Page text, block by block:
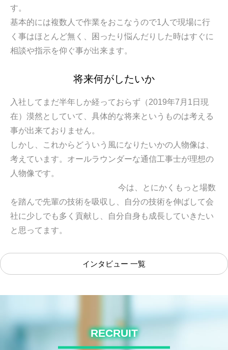
す。
基本的には複数人で作業をおこなうので1人で現場に行
く事はほとんど無く、困ったり悩んだりした時はすぐに
相談や指示を仰ぐ事が出来ます。
将来何がしたいか
入社してまだ半年しか経っておらず（2019年7月1日現
在）漠然としていて、具体的な将来というものは考える
事が出来ておりません。
しかし、これからどういう風になりたいかの人物像は、
考えています。オールラウンダーな通信工事士が理想の
人物像です。
今は、とにかくもっと場数
を踏んで先輩の技術を吸収し、自分の技術を伸ばして会
社に少しでも多く貢献し、自分自身も成長していきたい
と思ってます。
インタビュー 一覧
RECRUIT